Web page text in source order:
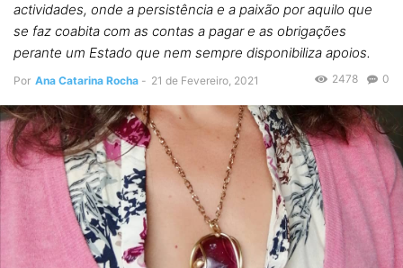
actividades, onde a persistência e a paixão por aquilo que
se faz coabita com as contas a pagar e as obrigações
perante um Estado que nem sempre disponibiliza apoios.
Por Ana Catarina Rocha - 21 de Fevereiro, 2021 0
2478